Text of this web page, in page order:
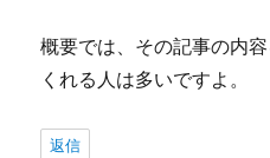
概要では、その記事の内
くれる人は多いですよ。
返信